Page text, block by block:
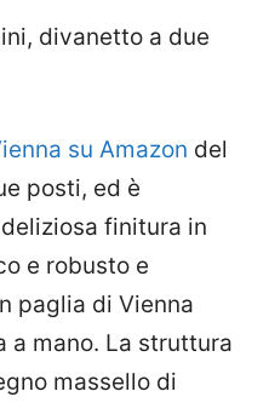
divanetto a due
su Amazon del
posti, ed è
finitura in
e robusto e
paglia di Vienna
a mano. La struttura
massello di